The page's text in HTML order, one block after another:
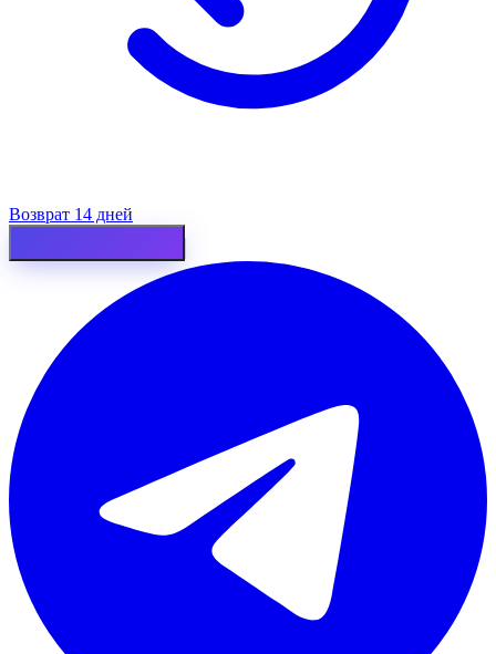
Возврат 14 дней